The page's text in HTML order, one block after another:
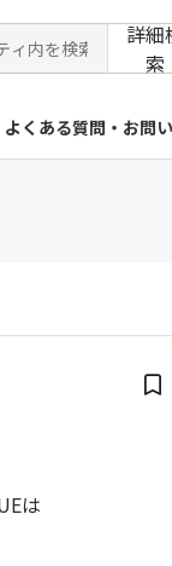
詳細
索
よくある質問・お問
は